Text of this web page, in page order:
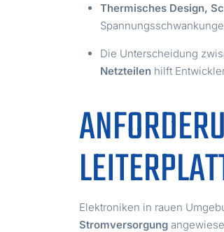
Thermisches Design,
Die Unterscheidung
Netzteilen hilft
Elektroniken in rauen
Stromversorgung